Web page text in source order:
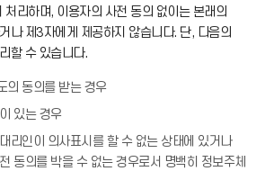
처리하며, 이용자의 사전 동의 없이는 본래의
나 제3자에게 제공하지 않습니다. 단, 다음의
할 수 있습니다.
의 동의를 받는 경우
있는 경우
리인이 의사표시를 할 수 없는 상태에 있거나
동의를 박을 수 없는 경우로서 명백히 정보주체